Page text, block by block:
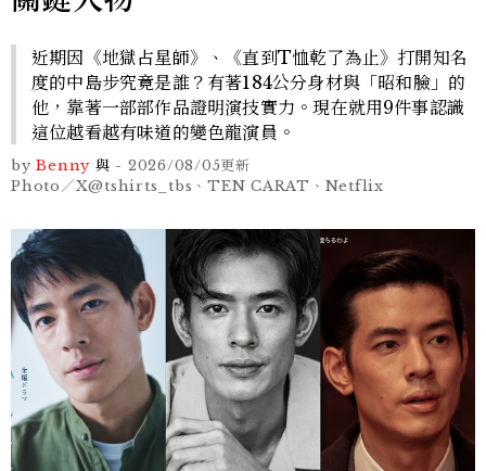
近期因《地獄占星師》、《直到T恤乾了為止》打開知名
度的中島步究竟是誰？有著184公分身材與「昭和臉」的
他，靠著一部部作品證明演技實力。現在就用9件事認識
這位越看越有味道的變色龍演員。
by Benny 與 - 2026/08/05更新
Photo／X@tshirts_tbs、TEN CARAT、Netflix